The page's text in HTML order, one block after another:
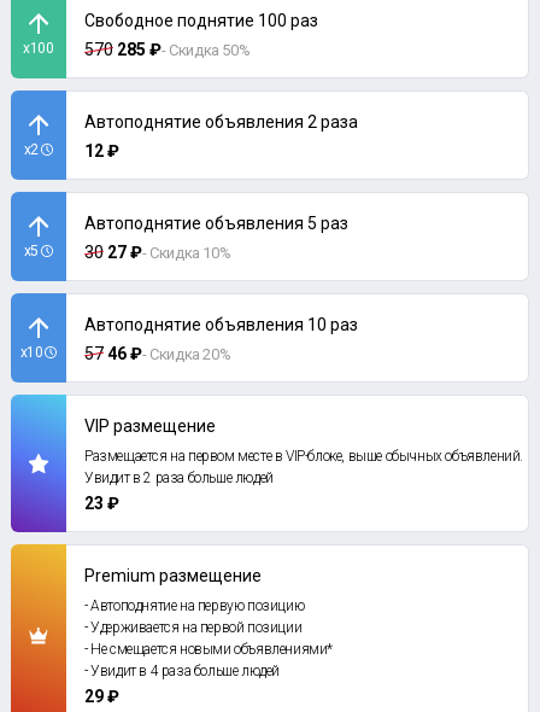
x100
Свободное поднятие 100 раз
570 285 ₽- Скидка 50%
x2
Автоподнятие объявления 2 раза
12 ₽
x5
Автоподнятие объявления 5 раз
30 27 ₽- Скидка 10%
x10
Автоподнятие объявления 10 раз
5746 ₽- Скидка 20%
VIP размещение
Размещается на первом месте в VIP-блоке, выше обычных объявлений.
Увидит в 2 раза больше людей
23 ₽
Premium размещение
- Автоподнятие на первую позицию
- Удерживается на первой позиции
- Не смещается новыми объявлениями*
- Увидит в 4 раза больше людей
29 ₽